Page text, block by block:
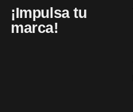
¡Impulsa tu
marca!